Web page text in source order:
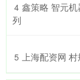
4 鑫策略 智元
列
5 上海配资网